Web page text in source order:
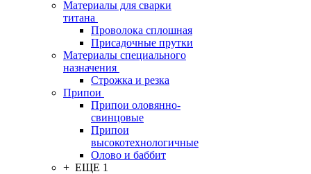
Материалы для сварки
титана
Проволока сплошная
Присадочные прутки
Материалы специального
назначения
Строжка и резка
Припои
Припои оловянно-
свинцовые
Припои
высокотехнологичные
Олово и баббит
+ ЕЩЕ 1